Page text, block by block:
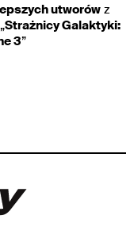
utworówz
Strażnicy Galaktyki:
3”